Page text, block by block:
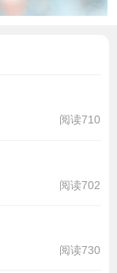
阅读710
阅读702
阅读730